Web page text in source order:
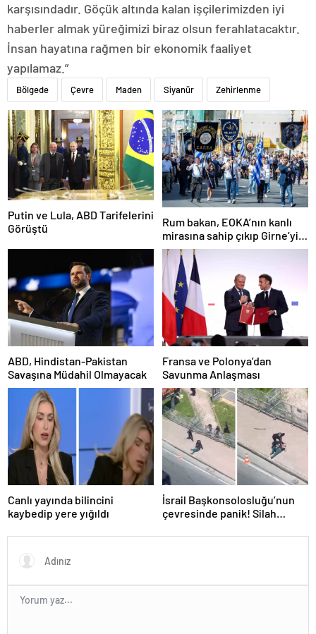
karşısındadır. Göçük altında kalan işçilerimizden iyi
haberler almak yüreğimizi biraz olsun ferahlatacaktır.
İnsan hayatına rağmen bir ekonomik faaliyet
yapılamaz.”
Bölgede Çevre Maden Siyanür Zehirlenme
Putin ve Lula, ABD Tarifelerini
Görüştü
Rum bakan, EOKA’nın kanlı
mirasına sahip çıkıp Girne’yi
hedef gösterdi
ABD, Hindistan-Pakistan
Savaşına Müdahil Olmayacak
Fransa ve Polonya’dan
Savunma Anlaşması
Canlı yayında bilincini
kaybedip yere yığıldı
İsrail Başkonsolosluğu’nun
çevresinde panik! Silah
açıklama geldi